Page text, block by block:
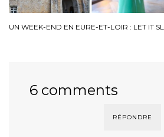
UN WEEK-END EN EURE-ET-LOIR : LET IT
6 comments
RÉPONDRE